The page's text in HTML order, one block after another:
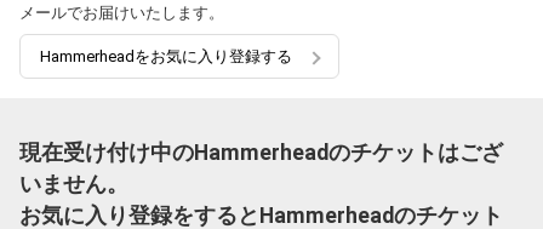
メールでお届けいたします。
Hammerheadをお気に入り登録する
現在受け付け中のHammerheadのチケットはござ
いません。
お気に入り登録をするとHammerheadのチケット